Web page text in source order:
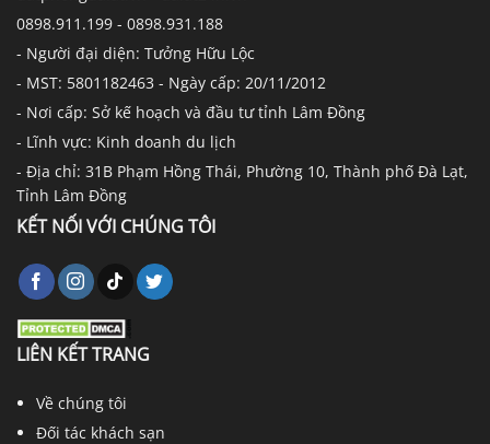
0898.911.199 - 0898.931.188
- Người đại diện: Tưởng Hữu Lộc
- MST: 5801182463 - Ngày cấp: 20/11/2012
- Nơi cấp: Sở kế hoạch và đầu tư tỉnh Lâm Đồng
- Lĩnh vực: Kinh doanh du lịch
- Địa chỉ: 31B Phạm Hồng Thái, Phường 10, Thành phố Đà Lạt,
Tỉnh Lâm Đồng
KẾT NỐI VỚI CHÚNG TÔI
LIÊN KẾT TRANG
Về chúng tôi
Đối tác khách sạn